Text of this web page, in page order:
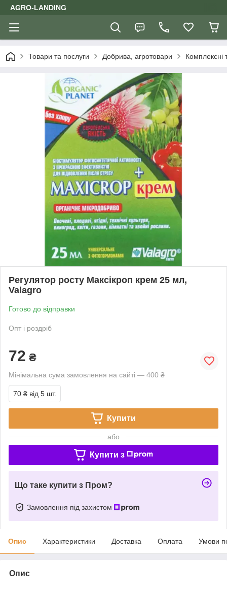
AGRO-LANDING
Товари та послуги Добрива, агротовари Комплексні
Регулятор росту Максікроп крем 25 мл,
Valagro
Готово до відправки
Опт і роздріб
72 ₴
Мінімальна сума замовлення на сайті — 400 ₴
70 ₴ від 5 шт.
Купити
або
Купити з
Що таке купити з Пром?
Замовлення під захистом
Опис Характеристики Доставка Оплата Умови
Опис